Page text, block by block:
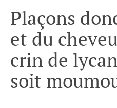
Plaçons
et du
crin de
soit